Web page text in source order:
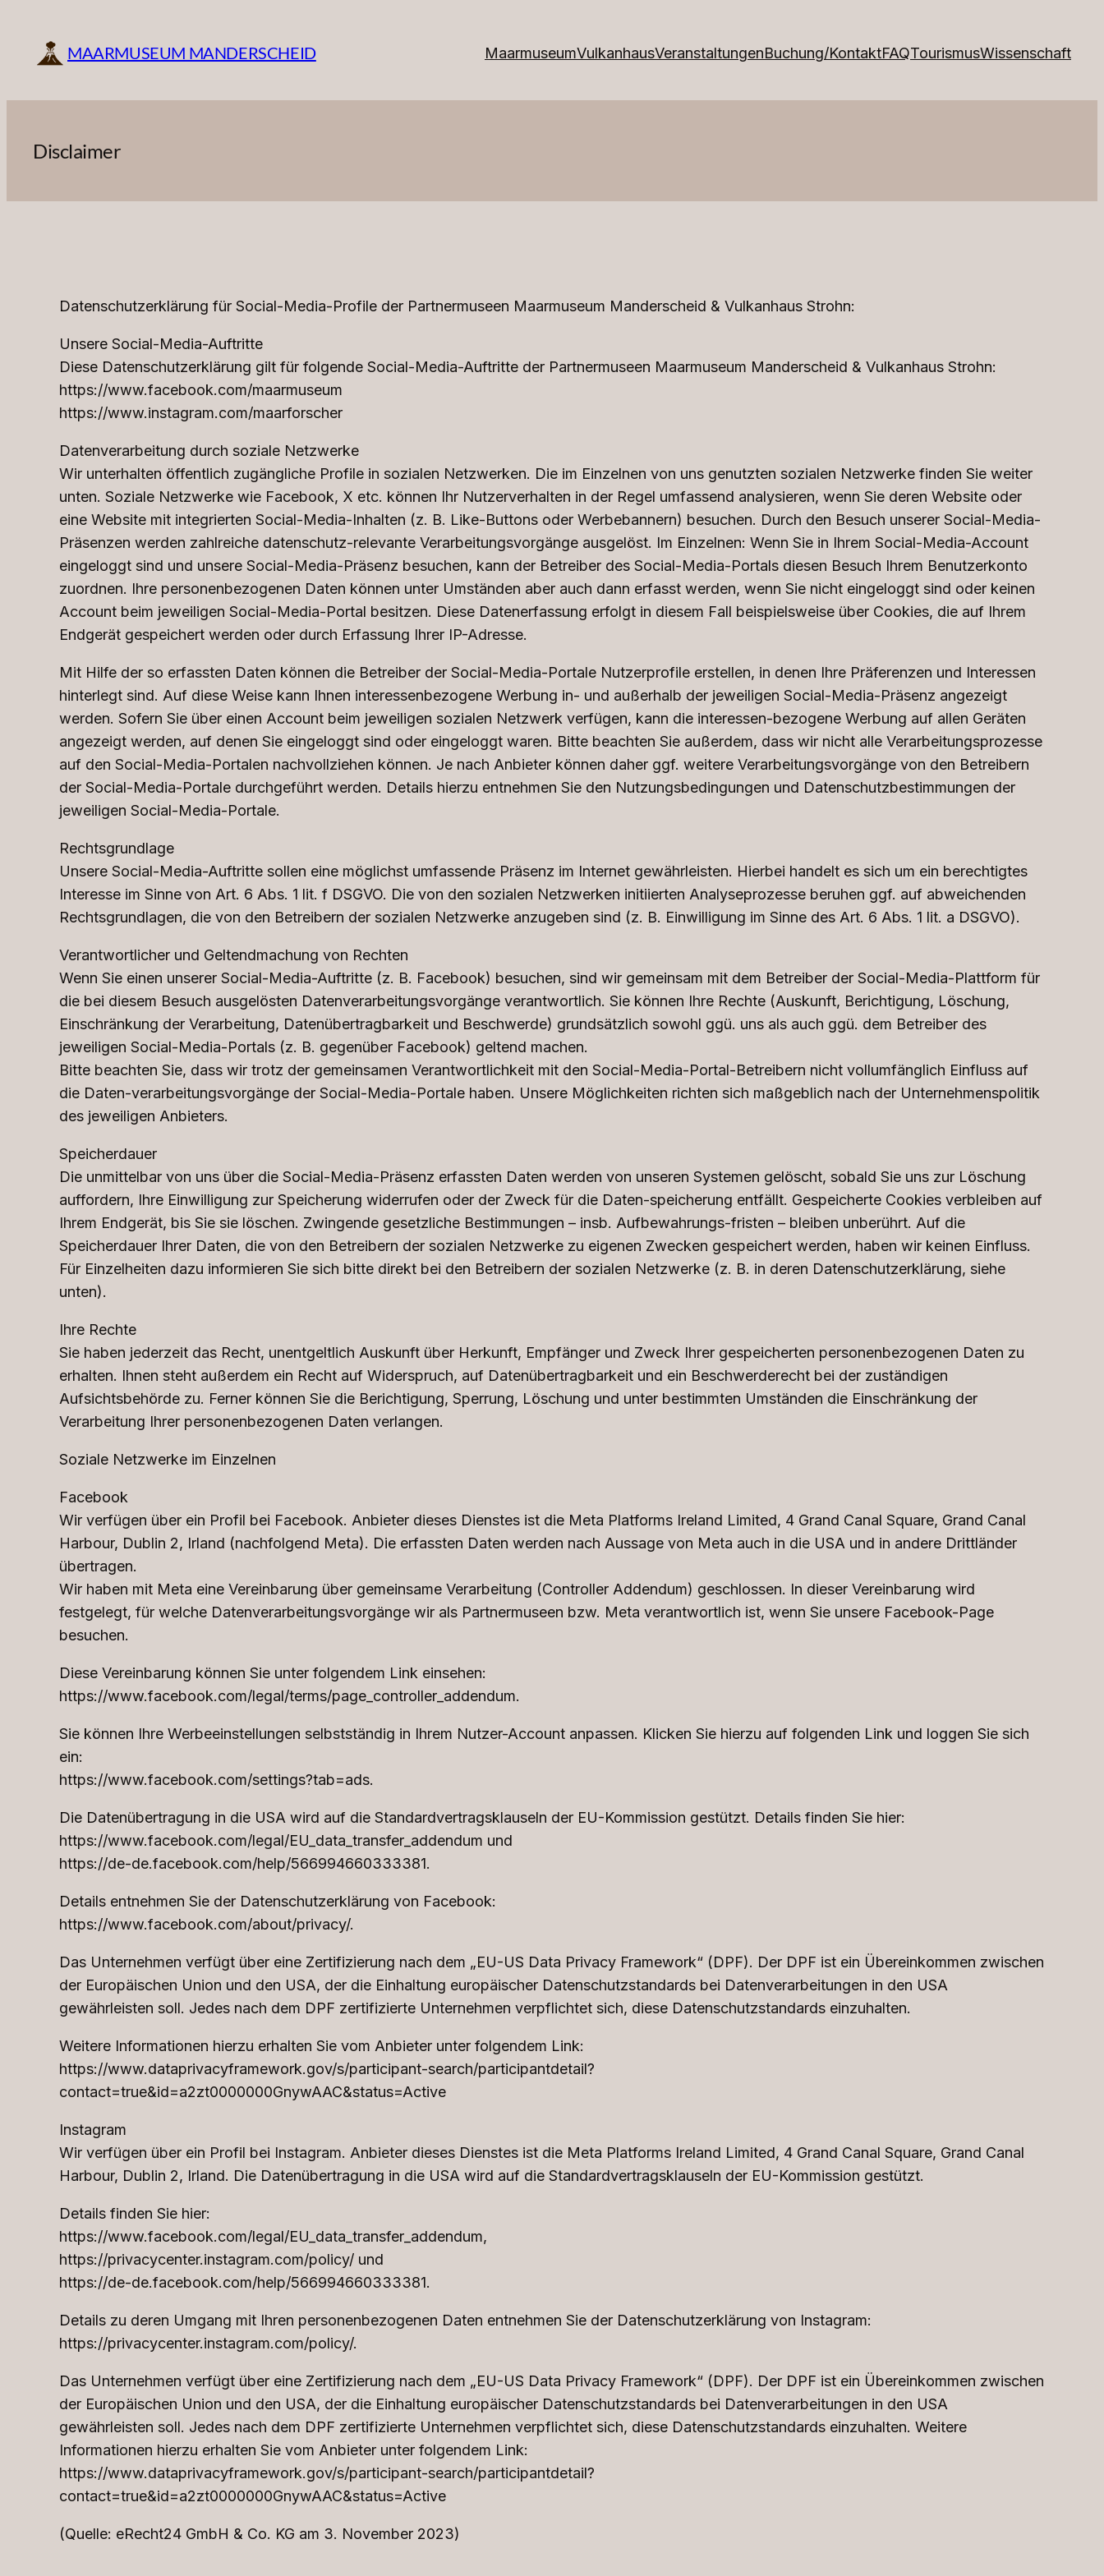
springen
MAARMUSEUM MANDERSCHEID MaarmuseumVulkanhausVeranstaltungenBuchung/KontaktFAQTourismusWissenschaft
Disclaimer
Datenschutzerklärung für Social-Media-Profile der Partnermuseen Maarmuseum Manderscheid & Vulkanhaus Strohn:
Unsere Social-Media-Auftritte
Diese Datenschutzerklärung gilt für folgende Social-Media-Auftritte der Partnermuseen Maarmuseum Manderscheid & Vulkanhaus Strohn:
https://www.facebook.com/maarmuseum
https://www.instagram.com/maarforscher
Datenverarbeitung durch soziale Netzwerke
Wir unterhalten öffentlich zugängliche Profile in sozialen Netzwerken. Die im Einzelnen von uns genutzten sozialen Netzwerke finden Sie weiter
unten. Soziale Netzwerke wie Facebook, X etc. können Ihr Nutzerverhalten in der Regel umfassend analysieren, wenn Sie deren Website oder
eine Website mit integrierten Social-Media-Inhalten (z. B. Like-Buttons oder Werbebannern) besuchen. Durch den Besuch unserer Social-Media-
Präsenzen werden zahlreiche datenschutz-relevante Verarbeitungsvorgänge ausgelöst. Im Einzelnen: Wenn Sie in Ihrem Social-Media-Account
eingeloggt sind und unsere Social-Media-Präsenz besuchen, kann der Betreiber des Social-Media-Portals diesen Besuch Ihrem Benutzerkonto
zuordnen. Ihre personenbezogenen Daten können unter Umständen aber auch dann erfasst werden, wenn Sie nicht eingeloggt sind oder keinen
Account beim jeweiligen Social-Media-Portal besitzen. Diese Datenerfassung erfolgt in diesem Fall beispielsweise über Cookies, die auf Ihrem
Endgerät gespeichert werden oder durch Erfassung Ihrer IP-Adresse.
Mit Hilfe der so erfassten Daten können die Betreiber der Social-Media-Portale Nutzerprofile erstellen, in denen Ihre Präferenzen und Interessen
hinterlegt sind. Auf diese Weise kann Ihnen interessenbezogene Werbung in- und außerhalb der jeweiligen Social-Media-Präsenz angezeigt
werden. Sofern Sie über einen Account beim jeweiligen sozialen Netzwerk verfügen, kann die interessen-bezogene Werbung auf allen Geräten
angezeigt werden, auf denen Sie eingeloggt sind oder eingeloggt waren. Bitte beachten Sie außerdem, dass wir nicht alle Verarbeitungsprozesse
auf den Social-Media-Portalen nachvollziehen können. Je nach Anbieter können daher ggf. weitere Verarbeitungsvorgänge von den Betreibern
der Social-Media-Portale durchgeführt werden. Details hierzu entnehmen Sie den Nutzungsbedingungen und Datenschutzbestimmungen der
jeweiligen Social-Media-Portale.
Rechtsgrundlage
Unsere Social-Media-Auftritte sollen eine möglichst umfassende Präsenz im Internet gewährleisten. Hierbei handelt es sich um ein berechtigtes
Interesse im Sinne von Art. 6 Abs. 1 lit. f DSGVO. Die von den sozialen Netzwerken initiierten Analyseprozesse beruhen ggf. auf abweichenden
Rechtsgrundlagen, die von den Betreibern der sozialen Netzwerke anzugeben sind (z. B. Einwilligung im Sinne des Art. 6 Abs. 1 lit. a DSGVO).
Verantwortlicher und Geltendmachung von Rechten
Wenn Sie einen unserer Social-Media-Auftritte (z. B. Facebook) besuchen, sind wir gemeinsam mit dem Betreiber der Social-Media-Plattform für
die bei diesem Besuch ausgelösten Datenverarbeitungsvorgänge verantwortlich. Sie können Ihre Rechte (Auskunft, Berichtigung, Löschung,
Einschränkung der Verarbeitung, Datenübertragbarkeit und Beschwerde) grundsätzlich sowohl ggü. uns als auch ggü. dem Betreiber des
jeweiligen Social-Media-Portals (z. B. gegenüber Facebook) geltend machen.
Bitte beachten Sie, dass wir trotz der gemeinsamen Verantwortlichkeit mit den Social-Media-Portal-Betreibern nicht vollumfänglich Einfluss auf
die Daten-verarbeitungsvorgänge der Social-Media-Portale haben. Unsere Möglichkeiten richten sich maßgeblich nach der Unternehmenspolitik
des jeweiligen Anbieters.
Speicherdauer
Die unmittelbar von uns über die Social-Media-Präsenz erfassten Daten werden von unseren Systemen gelöscht, sobald Sie uns zur Löschung
auffordern, Ihre Einwilligung zur Speicherung widerrufen oder der Zweck für die Daten-speicherung entfällt. Gespeicherte Cookies verbleiben auf
Ihrem Endgerät, bis Sie sie löschen. Zwingende gesetzliche Bestimmungen – insb. Aufbewahrungs-fristen – bleiben unberührt. Auf die
Speicherdauer Ihrer Daten, die von den Betreibern der sozialen Netzwerke zu eigenen Zwecken gespeichert werden, haben wir keinen Einfluss.
Für Einzelheiten dazu informieren Sie sich bitte direkt bei den Betreibern der sozialen Netzwerke (z. B. in deren Datenschutzerklärung, siehe
unten).
Ihre Rechte
Sie haben jederzeit das Recht, unentgeltlich Auskunft über Herkunft, Empfänger und Zweck Ihrer gespeicherten personenbezogenen Daten zu
erhalten. Ihnen steht außerdem ein Recht auf Widerspruch, auf Datenübertragbarkeit und ein Beschwerderecht bei der zuständigen
Aufsichtsbehörde zu. Ferner können Sie die Berichtigung, Sperrung, Löschung und unter bestimmten Umständen die Einschränkung der
Verarbeitung Ihrer personenbezogenen Daten verlangen.
Soziale Netzwerke im Einzelnen
Facebook
Wir verfügen über ein Profil bei Facebook. Anbieter dieses Dienstes ist die Meta Platforms Ireland Limited, 4 Grand Canal Square, Grand Canal
Harbour, Dublin 2, Irland (nachfolgend Meta). Die erfassten Daten werden nach Aussage von Meta auch in die USA und in andere Drittländer
übertragen.
Wir haben mit Meta eine Vereinbarung über gemeinsame Verarbeitung (Controller Addendum) geschlossen. In dieser Vereinbarung wird
festgelegt, für welche Datenverarbeitungsvorgänge wir als Partnermuseen bzw. Meta verantwortlich ist, wenn Sie unsere Facebook-Page
besuchen.
Diese Vereinbarung können Sie unter folgendem Link einsehen:
https://www.facebook.com/legal/terms/page_controller_addendum.
Sie können Ihre Werbeeinstellungen selbstständig in Ihrem Nutzer-Account anpassen. Klicken Sie hierzu auf folgenden Link und loggen Sie sich
ein:
https://www.facebook.com/settings?tab=ads.
Die Datenübertragung in die USA wird auf die Standardvertragsklauseln der EU-Kommission gestützt. Details finden Sie hier:
https://www.facebook.com/legal/EU_data_transfer_addendum und
https://de-de.facebook.com/help/566994660333381.
Details entnehmen Sie der Datenschutzerklärung von Facebook:
https://www.facebook.com/about/privacy/.
Das Unternehmen verfügt über eine Zertifizierung nach dem „EU-US Data Privacy Framework“ (DPF). Der DPF ist ein Übereinkommen zwischen
der Europäischen Union und den USA, der die Einhaltung europäischer Datenschutzstandards bei Datenverarbeitungen in den USA
gewährleisten soll. Jedes nach dem DPF zertifizierte Unternehmen verpflichtet sich, diese Datenschutzstandards einzuhalten.
Weitere Informationen hierzu erhalten Sie vom Anbieter unter folgendem Link:
https://www.dataprivacyframework.gov/s/participant-search/participantdetail?
contact=true&id=a2zt0000000GnywAAC&status=Active
Instagram
Wir verfügen über ein Profil bei Instagram. Anbieter dieses Dienstes ist die Meta Platforms Ireland Limited, 4 Grand Canal Square, Grand Canal
Harbour, Dublin 2, Irland. Die Datenübertragung in die USA wird auf die Standardvertragsklauseln der EU-Kommission gestützt.
Details finden Sie hier:
https://www.facebook.com/legal/EU_data_transfer_addendum,
https://privacycenter.instagram.com/policy/ und
https://de-de.facebook.com/help/566994660333381.
Details zu deren Umgang mit Ihren personenbezogenen Daten entnehmen Sie der Datenschutzerklärung von Instagram:
https://privacycenter.instagram.com/policy/.
Das Unternehmen verfügt über eine Zertifizierung nach dem „EU-US Data Privacy Framework“ (DPF). Der DPF ist ein Übereinkommen zwischen
der Europäischen Union und den USA, der die Einhaltung europäischer Datenschutzstandards bei Datenverarbeitungen in den USA
gewährleisten soll. Jedes nach dem DPF zertifizierte Unternehmen verpflichtet sich, diese Datenschutzstandards einzuhalten. Weitere
Informationen hierzu erhalten Sie vom Anbieter unter folgendem Link:
https://www.dataprivacyframework.gov/s/participant-search/participantdetail?
contact=true&id=a2zt0000000GnywAAC&status=Active
(Quelle: eRecht24 GmbH & Co. KG am 3. November 2023)